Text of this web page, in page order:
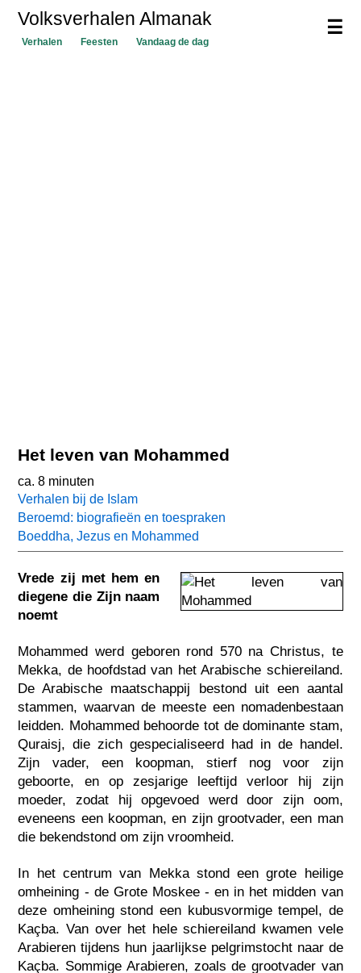
☰
Volksverhalen Almanak
Verhalen Feesten Vandaag de dag
Het leven van Mohammed
ca. 8 minuten
Verhalen bij de Islam
Beroemd: biografieën en toespraken
Boeddha, Jezus en Mohammed
Vrede zij met hem en
diegene die Zijn naam
noemt
Mohammed werd geboren rond 570 na Christus, te
Mekka, de hoofdstad van het Arabische schiereiland.
De Arabische maatschappij bestond uit een aantal
stammen, waarvan de meeste een nomadenbestaan
leidden. Mohammed behoorde tot de dominante stam,
Quraisj, die zich gespecialiseerd had in de handel.
Zijn vader, een koopman, stierf nog voor zijn
geboorte, en op zesjarige leeftijd verloor hij zijn
moeder, zodat hij opgevoed werd door zijn oom,
eveneens een koopman, en zijn grootvader, een man
die bekendstond om zijn vroomheid.
In het centrum van Mekka stond een grote heilige
omheining - de Grote Moskee - en in het midden van
deze omheining stond een kubusvormige tempel, de
Kaçba. Van over het hele schiereiland kwamen vele
Arabieren tijdens hun jaarlijkse pelgrimstocht naar de
Kaçba. Sommige Arabieren, zoals de grootvader van